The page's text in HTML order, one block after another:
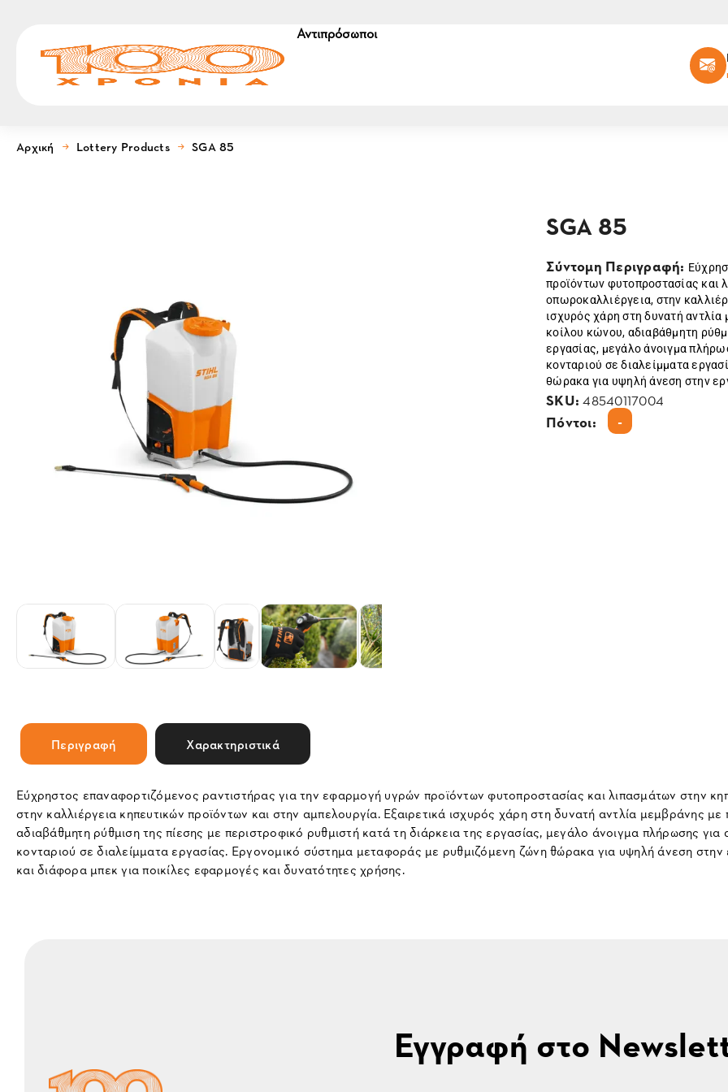
Αντιπρόσωποι
Αρχική Lottery Products SGA 85
SGA 85
Σύντομη Περιγραφή:
προϊόντων φυτοπροστασίας και
οπωροκαλλιέργεια, στην
ισχυρός χάρη στη δυνατή
κοίλου κώνου, αδιαβάθμητη
εργασίας, μεγάλο άνοιγμα
κονταριού σε διαλείμματα
θώρακα για υψηλή άνεση στην
SKU:48540117004
Πόντοι: -
Περιγραφή Χαρακτηριστικά
Εύχρηστος επαναφορτιζόμενος ραντιστήρας για την εφαρμογή υγρών προϊόντων φυτοπροστασίας και λιπασμάτων στην
στην καλλιέργεια κηπευτικών προϊόντων και στην αμπελουργία. Εξαιρετικά ισχυρός χάρη στη δυνατή αντλία μεμβράνης
αδιαβάθμητη ρύθμιση της πίεσης με περιστροφικό ρυθμιστή κατά τη διάρκεια της εργασίας, μεγάλο άνοιγμα πλήρωσης
κονταριού σε διαλείμματα εργασίας. Εργονομικό σύστημα μεταφοράς με ρυθμιζόμενη ζώνη θώρακα για υψηλή άνεση
και διάφορα μπεκ για ποικίλες εφαρμογές και δυνατότητες χρήσης.
Εγγραφή στο